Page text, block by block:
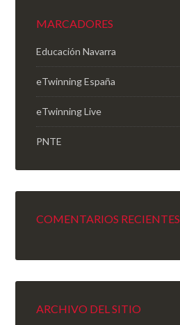
MARCADORES
Educación Navarra
eTwinning España
eTwinning Live
PNTE
COMENTARIOS RECIENTES
ARCHIVO DEL SITIO